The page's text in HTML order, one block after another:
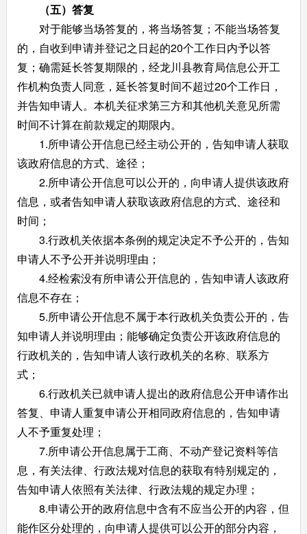
（五）答复
对于能够当场答复的，将当场答复；不能当场答复
的，自收到申请并登记之日起的20个工作日内予以答
复；确需延长答复期限的，经龙川县教育局信息公开工
作机构负责人同意，延长答复时间不超过20个工作日，
并告知申请人。本机关征求第三方和其他机关意见所需
时间不计算在前款规定的期限内。
1.所申请公开信息已经主动公开的，告知申请人获取
该政府信息的方式、途径；
2.所申请公开信息可以公开的，向申请人提供该政府
信息，或者告知申请人获取该政府信息的方式、途径和
时间；
3.行政机关依据本条例的规定决定不予公开的，告知
申请人不予公开并说明理由；
4.经检索没有所申请公开信息的，告知申请人该政府
信息不存在；
5.所申请公开信息不属于本行政机关负责公开的，告
知申请人并说明理由；能够确定负责公开该政府信息的
行政机关的，告知申请人该行政机关的名称、联系方
式；
6.行政机关已就申请人提出的政府信息公开申请作出
答复、申请人重复申请公开相同政府信息的，告知申请
人不予重复处理；
7.所申请公开信息属于工商、不动产登记资料等信
息，有关法律、行政法规对信息的获取有特别规定的，
告知申请人依照有关法律、行政法规的规定办理；
8.申请公开的政府信息中含有不应当公开的内容，但
能作区分处理的，向申请人提供可以公开的部分内容，